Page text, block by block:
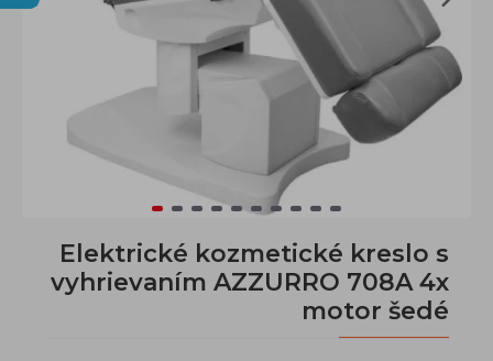
Elektrické kozmetické kreslo s
vyhrievaním AZZURRO 708A 4x
motor šedé